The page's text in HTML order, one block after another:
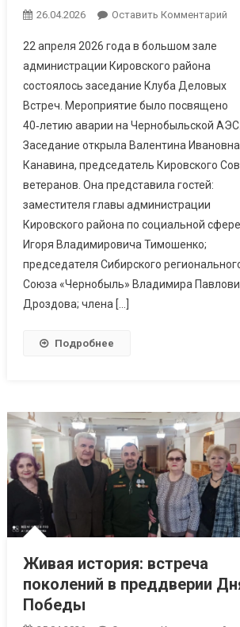
26.04.2026 Оставить Комментарий
22 апреля 2026 года в большом зале
администрации Кировского района
состоялось заседание Клуба Деловых
Встреч. Мероприятие было посвящено
40‑летию аварии на Чернобыльской АЭС.
Заседание открыла Валентина Ивановна
Канавина, председатель Кировского
ветеранов. Она представила гостей:
заместителя главы администрации
Кировского района по социальной сфере
Игоря Владимировича Тимошенко;
председателя Сибирского
Союза «Чернобыль» Владимира
Дроздова; члена […]
Подробнее
Живая история: встреча
поколений в преддверии
Победы